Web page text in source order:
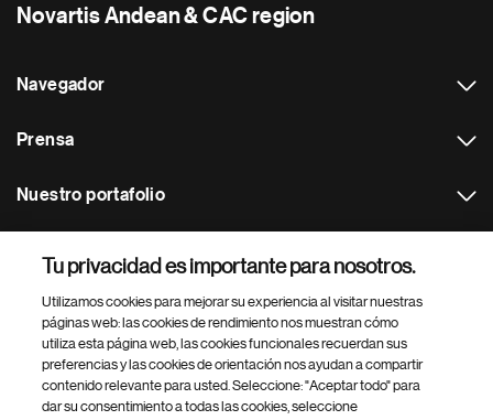
Novartis Andean & CAC region
Navegador
Prensa
Nuestro portafolio
Footer Site Search
Tu privacidad es importante para nosotros.
Utilizamos cookies para mejorar su experiencia al visitar nuestras
páginas web: las cookies de rendimiento nos muestran cómo
utiliza esta página web, las cookies funcionales recuerdan sus
preferencias y las cookies de orientación nos ayudan a compartir
contenido relevante para usted. Seleccione: "Aceptar todo" para
dar su consentimiento a todas las cookies, seleccione